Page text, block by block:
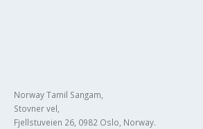
Norway Tamil Sangam,
Stovner vel,
Fjellstuveien 26, 0982 Oslo, Norway.